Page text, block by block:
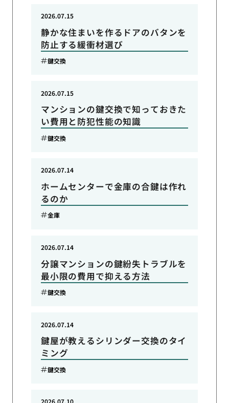
静かな住まいを作るドアのバタンを
防止する緩衝材選び
2026.07.15
鍵交換
マンションの鍵交換で知っておきた
い費用と防犯性能の知識
2026.07.15
鍵交換
ホームセンターで金庫の合鍵は作れ
るのか
2026.07.14
金庫
分譲マンションの鍵紛失トラブルを
最小限の費用で抑える方法
2026.07.14
鍵交換
鍵屋が教えるシリンダー交換のタイ
ミング
2026.07.14
鍵交換